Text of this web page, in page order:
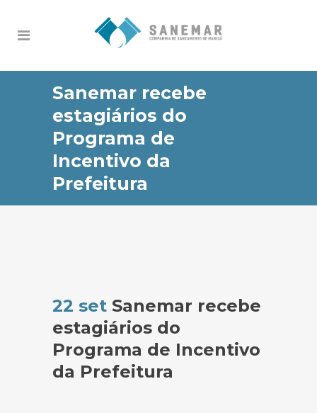
Sanemar recebe
estagiários do
Programa de
Incentivo da
Prefeitura
22 set Sanemar recebe
estagiários do
Programa de Incentivo
da Prefeitura